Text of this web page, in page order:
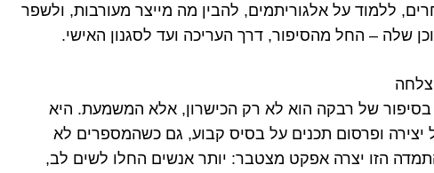
ללמוד על אלגוריתמים, להבין מה מייצר מעורבות, ולשפר
שלה – החל מהסיפור, דרך העריכה ועד לסגנון האישי.
של רבקה הוא לא רק הכישרון, אלא המשמעת. היא
ופרסום תכנים על בסיס קבוע, גם כשהמספרים לא
הזו יצרה אפקט מצטבר: יותר אנשים החלו לשים לב,